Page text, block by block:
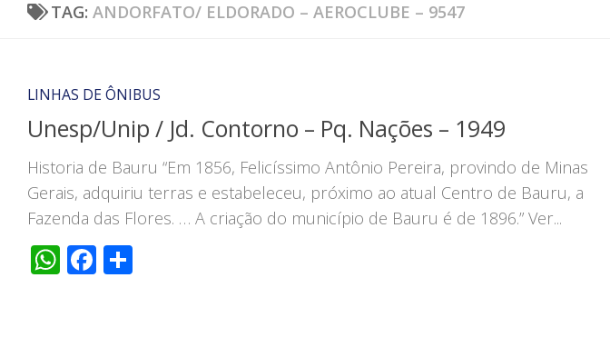
TAG:ANDORFATO/ ELDORADO – AEROCLUBE – 9547
LINHAS DE ÔNIBUS
Unesp/Unip / Jd. Contorno – Pq. Nações – 1949
Historia de Bauru “Em 1856, Felicíssimo Antônio Pereira, provindo de Minas
Gerais, adquiriu terras e estabeleceu, próximo ao atual Centro de Bauru, a
Fazenda das Flores. … A criação do município de Bauru é de 1896.” Ver...
WhatsApp
Facebook